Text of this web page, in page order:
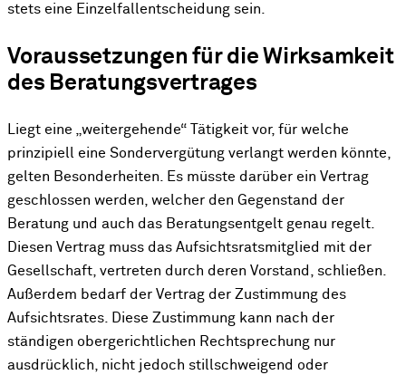
stets eine Einzelfallentscheidung sein.
Voraussetzungen für die Wirksamkeit
des Beratungsvertrages
Liegt eine „weitergehende“ Tätigkeit vor, für welche
prinzipiell eine Sondervergütung verlangt werden könnte,
gelten Besonderheiten. Es müsste darüber ein Vertrag
geschlossen werden, welcher den Gegenstand der
Beratung und auch das Beratungsentgelt genau regelt.
Diesen Vertrag muss das Aufsichtsratsmitglied mit der
Gesellschaft, vertreten durch deren Vorstand, schließen.
Außerdem bedarf der Vertrag der Zustimmung des
Aufsichtsrates. Diese Zustimmung kann nach der
ständigen obergerichtlichen Rechtsprechung nur
ausdrücklich, nicht jedoch stillschweigend oder